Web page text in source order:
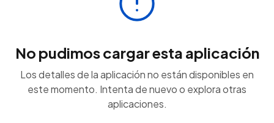
No pudimos cargar esta aplicación
Los detalles de la aplicación no están disponibles en
este momento. Intenta de nuevo o explora otras
aplicaciones.